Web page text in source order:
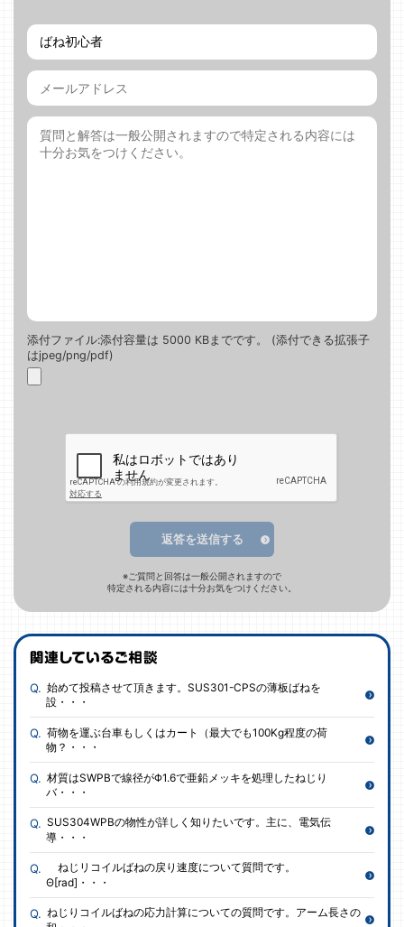
添付ファイル:添付容量は 5000 KBまでです。 (添付できる拡張子
はjpeg/png/pdf)
返答を送信する
※ご質問と回答は一般公開されますので
特定される内容には十分お気をつけください。
始めて投稿させて頂きます。SUS301-CPSの薄板ばねを
設・・・
荷物を運ぶ台車もしくはカート（最大でも100Kg程度の荷
物？・・・
材質はSWPBで線径がΦ1.6で亜鉛メッキを処理したねじり
バ・・・
SUS304WPBの物性が詳しく知りたいです。主に、電気伝
導・・・
ねじリコイルばねの戻り速度について質問です。
Θ[rad]・・・
ねじりコイルばねの応力計算についての質問です。アーム長さの